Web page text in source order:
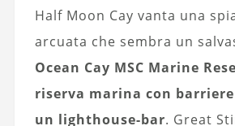
Half Moon Cay vanta una
arcuata che sembra un
Ocean Cay MSC Marine
riserva marina con
un lighthouse-bar. Great